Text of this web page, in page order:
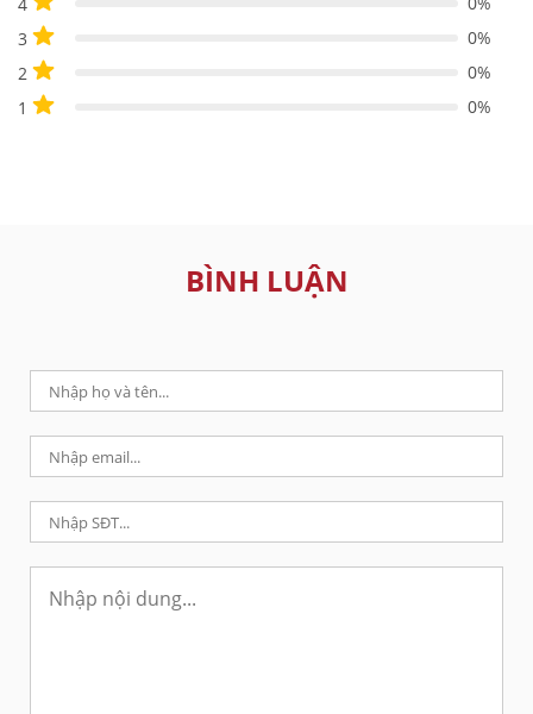
3
0%
2
0%
1
0%
BÌNH LUẬN